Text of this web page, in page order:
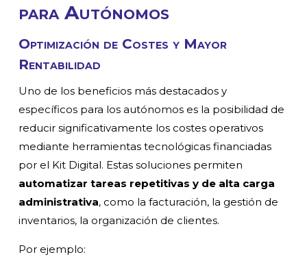
para Autónomos
Optimización de Costes y Mayor
Rentabilidad
Uno de los beneficios más destacados y
específicos para los autónomos es la posibilidad de
reducir significativamente los costes operativos
mediante herramientas tecnológicas financiadas
por el Kit Digital. Estas soluciones permiten
automatizar tareas repetitivas y de alta carga
administrativa, como la facturación, la gestión de
inventarios, la organización de clientes.
Por ejemplo: